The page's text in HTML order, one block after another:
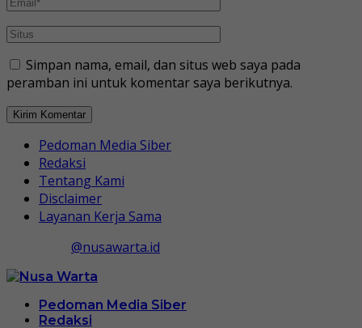
Simpan nama, email, dan situs web saya pada
peramban ini untuk komentar saya berikutnya.
Pedoman Media Siber
Redaksi
Tentang Kami
Disclaimer
Layanan Kerja Sama
@nusawarta.id
Pedoman Media Siber
Redaksi